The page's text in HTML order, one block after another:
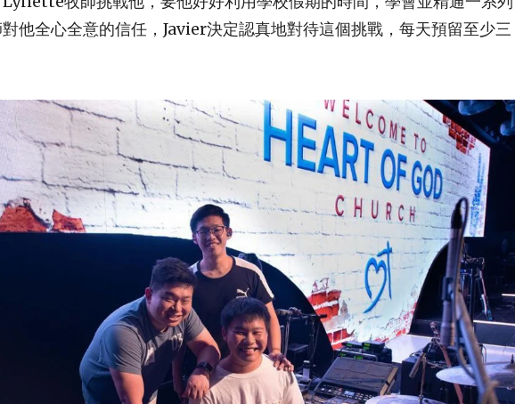
他全心全意的信任，Javier決定認真地對待這個挑戰，每天預留至少三